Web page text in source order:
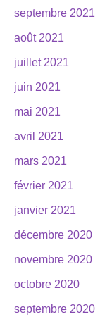
septembre 2021
août 2021
juillet 2021
juin 2021
mai 2021
avril 2021
mars 2021
février 2021
janvier 2021
décembre 2020
novembre 2020
octobre 2020
septembre 2020